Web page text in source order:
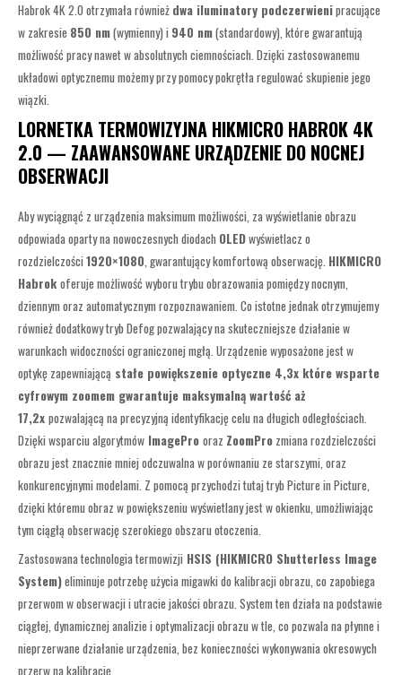
Habrok 4K 2.0 otrzymała również dwa iluminatory podczerwienipracujące
w zakresie 850 nm(wymienny) i 940 nm(standardowy), które gwarantują
możliwość pracy nawet w absolutnych ciemnościach. Dzięki zastosowanemu
układowi optycznemu możemy przy pomocy pokrętła regulować skupienie jego
wiązki.
LORNETKA TERMOWIZYJNA HIKMICRO HABROK 4K
2.0 — ZAAWANSOWANE URZĄDZENIE DO NOCNEJ
OBSERWACJI
Aby wyciągnąć z urządzenia maksimum możliwości, za wyświetlanie obrazu
odpowiada oparty na nowoczesnych diodach OLEDwyświetlacz o
rozdzielczości 1920×1080, gwarantujący komfortową obserwację. HIKMICRO
Habrok oferuje możliwość wyboru trybu obrazowania pomiędzy nocnym,
dziennym oraz automatycznym rozpoznawaniem. Co istotne jednak otrzymujemy
również dodatkowy tryb Defog pozwalający na skuteczniejsze działanie w
warunkach widoczności ograniczonej mgłą. Urządzenie wyposażone jest w
optykę zapewniającą stałe powiększenie optyczne 4,3x które wsparte
cyfrowym zoomem gwarantuje maksymalną wartość aż
17,2x pozwalającą na precyzyjną identyfikację celu na długich odległościach.
Dzięki wsparciu algorytmów ImagePro oraz ZoomPro zmiana rozdzielczości
obrazu jest znacznie mniej odczuwalna w porównaniu ze starszymi, oraz
konkurencyjnymi modelami. Z pomocą przychodzi tutaj tryb Picture in Picture,
dzięki któremu obraz w powiększeniu wyświetlany jest w okienku, umożliwiając
tym ciągłą obserwację szerokiego obszaru otoczenia.
Zastosowana technologia termowizji HSIS (HIKMICRO Shutterless Image
System)eliminuje potrzebę użycia migawki do kalibracji obrazu, co zapobiega
przerwom w obserwacji i utracie jakości obrazu. System ten działa na podstawie
ciągłej, dynamicznej analizie i optymalizacji obrazu w tle, co pozwala na płynne i
nieprzerwane działanie urządzenia, bez konieczności wykonywania okresowych
przerw na kalibrację.